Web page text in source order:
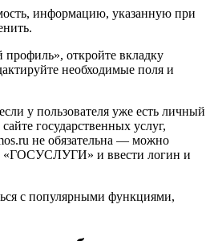
информацию, указанную при
профиль», откройте вкладку
необходимые поля и
у пользователя уже есть личный
государственных услуг,
не обязательна — можно
«ГОСУСЛУГИ» и ввести логин и
с популярными функциями,